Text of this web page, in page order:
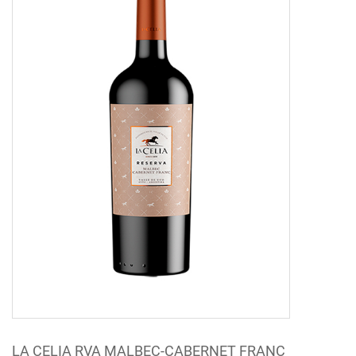
LA CELIA RVA MALBEC-CABERNET FRANC